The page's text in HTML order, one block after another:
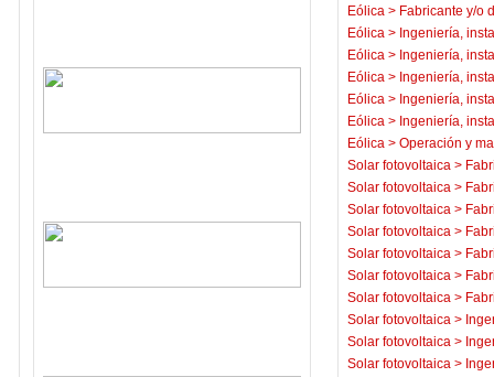
Eólica > Fabricante y/o
Eólica > Ingeniería,
Eólica > Ingeniería,
Eólica > Ingeniería,
Eólica > Ingeniería,
Eólica > Ingeniería,
Eólica > Operación y
Solar fotovoltaica >
Solar fotovoltaica >
Solar fotovoltaica >
Solar fotovoltaica >
Solar fotovoltaica >
Solar fotovoltaica >
Solar fotovoltaica >
Solar fotovoltaica >
Solar fotovoltaica >
Solar fotovoltaica >